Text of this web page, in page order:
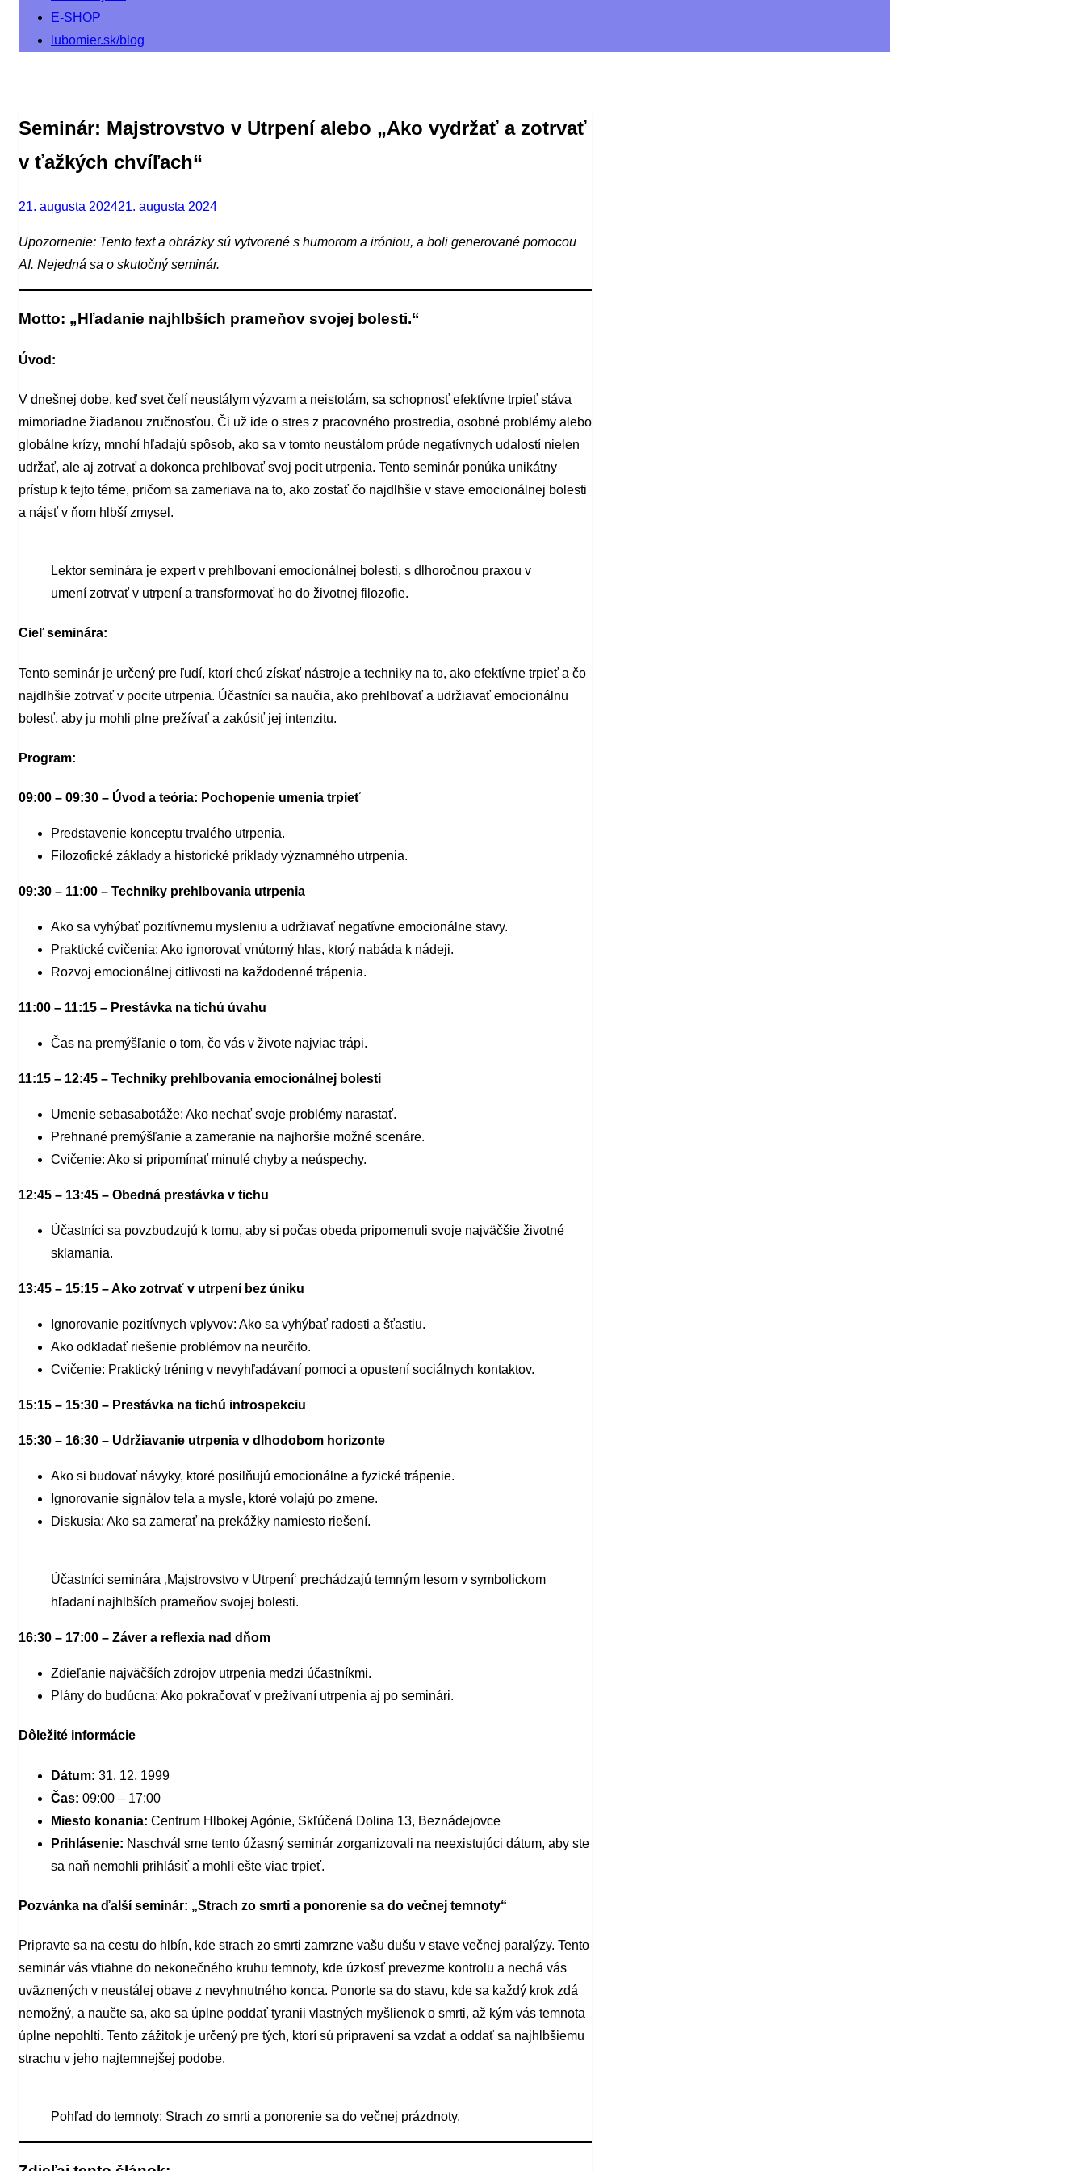
E-SHOP
lubomier.sk/blog
Seminár: Majstrovstvo v Utrpení alebo „Ako vydržať a zotrvať
v ťažkých chvíľach“
Posted
21. augusta 202421. augusta 2024
Upozornenie: Tento text a obrázky sú vytvorené s humorom a iróniou, a boli generované pomocou
AI. Nejedná sa o skutočný seminár.
Motto: „Hľadanie najhlbších prameňov svojej bolesti.“
Úvod:
V dnešnej dobe, keď svet čelí neustálym výzvam a neistotám, sa schopnosť efektívne trpieť stáva
mimoriadne žiadanou zručnosťou. Či už ide o stres z pracovného prostredia, osobné problémy alebo
globálne krízy, mnohí hľadajú spôsob, ako sa v tomto neustálom prúde negatívnych udalostí nielen
udržať, ale aj zotrvať a dokonca prehlbovať svoj pocit utrpenia. Tento seminár ponúka unikátny
prístup k tejto téme, pričom sa zameriava na to, ako zostať čo najdlhšie v stave emocionálnej bolesti
a nájsť v ňom hlbší zmysel.
Lektor seminára je expert v prehlbovaní emocionálnej bolesti, s dlhoročnou praxou v
umení zotrvať v utrpení a transformovať ho do životnej filozofie.
Cieľ seminára:
Tento seminár je určený pre ľudí, ktorí chcú získať nástroje a techniky na to, ako efektívne trpieť a čo
najdlhšie zotrvať v pocite utrpenia. Účastníci sa naučia, ako prehlbovať a udržiavať emocionálnu
bolesť, aby ju mohli plne prežívať a zakúsiť jej intenzitu.
Program:
09:00 – 09:30 – Úvod a teória: Pochopenie umenia trpieť
Predstavenie konceptu trvalého utrpenia.
Filozofické základy a historické príklady významného utrpenia.
09:30 – 11:00 – Techniky prehlbovania utrpenia
Ako sa vyhýbať pozitívnemu mysleniu a udržiavať negatívne emocionálne stavy.
Praktické cvičenia: Ako ignorovať vnútorný hlas, ktorý nabáda k nádeji.
Rozvoj emocionálnej citlivosti na každodenné trápenia.
11:00 – 11:15 – Prestávka na tichú úvahu
Čas na premýšľanie o tom, čo vás v živote najviac trápi.
11:15 – 12:45 – Techniky prehlbovania emocionálnej bolesti
Umenie sebasabotáže: Ako nechať svoje problémy narastať.
Prehnané premýšľanie a zameranie na najhoršie možné scenáre.
Cvičenie: Ako si pripomínať minulé chyby a neúspechy.
12:45 – 13:45 – Obedná prestávka v tichu
Účastníci sa povzbudzujú k tomu, aby si počas obeda pripomenuli svoje najväčšie životné
sklamania.
13:45 – 15:15 – Ako zotrvať v utrpení bez úniku
Ignorovanie pozitívnych vplyvov: Ako sa vyhýbať radosti a šťastiu.
Ako odkladať riešenie problémov na neurčito.
Cvičenie: Praktický tréning v nevyhľadávaní pomoci a opustení sociálnych kontaktov.
15:15 – 15:30 – Prestávka na tichú introspekciu
15:30 – 16:30 – Udržiavanie utrpenia v dlhodobom horizonte
Ako si budovať návyky, ktoré posilňujú emocionálne a fyzické trápenie.
Ignorovanie signálov tela a mysle, ktoré volajú po zmene.
Diskusia: Ako sa zamerať na prekážky namiesto riešení.
Účastníci seminára ‚Majstrovstvo v Utrpení‘ prechádzajú temným lesom v symbolickom
hľadaní najhlbších prameňov svojej bolesti.
16:30 – 17:00 – Záver a reflexia nad dňom
Zdieľanie najväčších zdrojov utrpenia medzi účastníkmi.
Plány do budúcna: Ako pokračovať v prežívaní utrpenia aj po seminári.
Dôležité informácie
Dátum: 31. 12. 1999
Čas: 09:00 – 17:00
Miesto konania: Centrum Hlbokej Agónie, Skľúčená Dolina 13, Beznádejovce
Prihlásenie: Naschvál sme tento úžasný seminár zorganizovali na neexistujúci dátum, aby ste
sa naň nemohli prihlásiť a mohli ešte viac trpieť.
Pozvánka na ďalší seminár: „Strach zo smrti a ponorenie sa do večnej temnoty“
Pripravte sa na cestu do hlbín, kde strach zo smrti zamrzne vašu dušu v stave večnej paralýzy. Tento
seminár vás vtiahne do nekonečného kruhu temnoty, kde úzkosť prevezme kontrolu a nechá vás
uväznených v neustálej obave z nevyhnutného konca. Ponorte sa do stavu, kde sa každý krok zdá
nemožný, a naučte sa, ako sa úplne poddať tyranii vlastných myšlienok o smrti, až kým vás temnota
úplne nepohltí. Tento zážitok je určený pre tých, ktorí sú pripravení sa vzdať a oddať sa najhlbšiemu
strachu v jeho najtemnejšej podobe.
Pohľad do temnoty: Strach zo smrti a ponorenie sa do večnej prázdnoty.